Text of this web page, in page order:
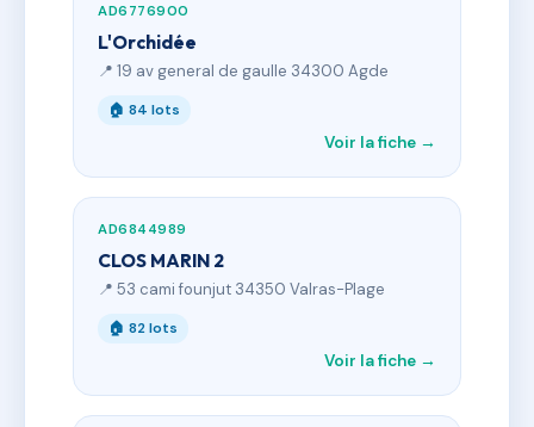
AD6776900
L'Orchidée
📍 19 av general de gaulle 34300 Agde
🏠 84 lots
Voir la fiche →
AD6844989
CLOS MARIN 2
📍 53 cami founjut 34350 Valras-Plage
🏠 82 lots
Voir la fiche →